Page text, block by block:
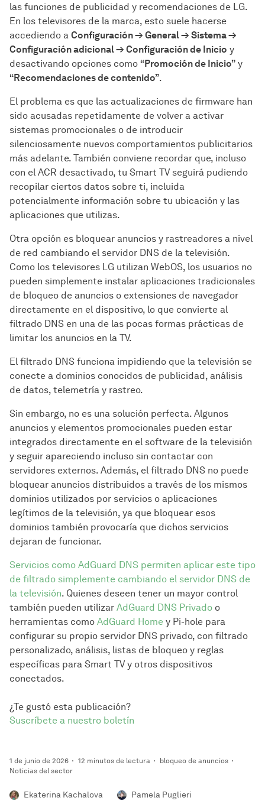
las funciones de publicidad y recomendaciones de LG.
En los televisores de la marca, esto suele hacerse
accediendo a Configuración → General → Sistema →
Configuración adicional → Configuración de Inicio y
desactivando opciones como “Promoción de Inicio” y
“Recomendaciones de contenido”.
El problema es que las actualizaciones de firmware han
sido acusadas repetidamente de volver a activar
sistemas promocionales o de introducir
silenciosamente nuevos comportamientos publicitarios
más adelante. También conviene recordar que, incluso
con el ACR desactivado, tu Smart TV seguirá pudiendo
recopilar ciertos datos sobre ti, incluida
potencialmente información sobre tu ubicación y las
aplicaciones que utilizas.
Otra opción es bloquear anuncios y rastreadores a nivel
de red cambiando el servidor DNS de la televisión.
Como los televisores LG utilizan WebOS, los usuarios no
pueden simplemente instalar aplicaciones tradicionales
de bloqueo de anuncios o extensiones de navegador
directamente en el dispositivo, lo que convierte al
filtrado DNS en una de las pocas formas prácticas de
limitar los anuncios en la TV.
El filtrado DNS funciona impidiendo que la televisión se
conecte a dominios conocidos de publicidad, análisis
de datos, telemetría y rastreo.
Sin embargo, no es una solución perfecta. Algunos
anuncios y elementos promocionales pueden estar
integrados directamente en el software de la televisión
y seguir apareciendo incluso sin contactar con
servidores externos. Además, el filtrado DNS no puede
bloquear anuncios distribuidos a través de los mismos
dominios utilizados por servicios o aplicaciones
legítimos de la televisión, ya que bloquear esos
dominios también provocaría que dichos servicios
dejaran de funcionar.
Servicios como AdGuard DNS permiten aplicar este tipo
de filtrado simplemente cambiando el servidor DNS de
la televisión. Quienes deseen tener un mayor control
también pueden utilizar AdGuard DNS Privado o
herramientas como AdGuard Home y Pi-hole para
configurar su propio servidor DNS privado, con filtrado
personalizado, análisis, listas de bloqueo y reglas
específicas para Smart TV y otros dispositivos
conectados.
¿Te gustó esta publicación?
Suscríbete a nuestro boletín
1 de junio de 2026 12 minutos de lectura
bloqueo de anuncios
Noticias del sector
Ekaterina Kachalova Pamela Puglieri